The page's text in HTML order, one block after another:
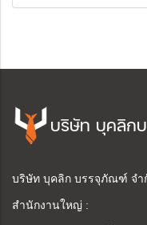
บริษัท บุคลิก
บริษัท บุคลิก บรรจุภัณฑ์ จำ
สำนักงานใหญ่ :